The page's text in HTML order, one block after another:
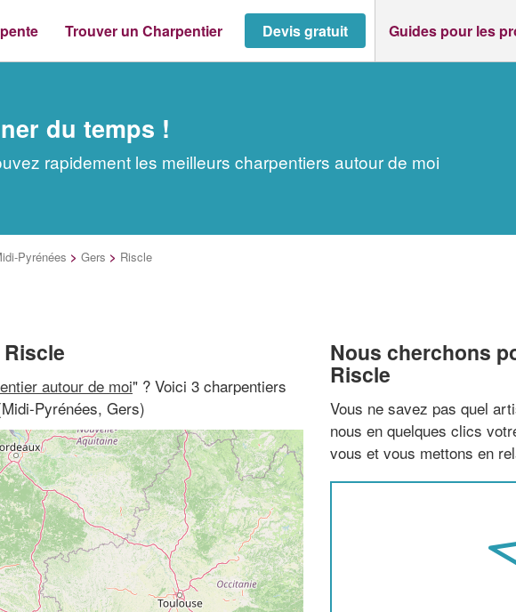
Trouver un Charpentier Devis gratuit Guides pour les
du temps !
rapidement les meilleurs charpentiers autour de moi
Pyrénées > Gers > Riscle
autour de moi" ? Voici 3 charpentiers
Pyrénées, Gers)
Nous cherchons
Riscle
Vous ne savez pas quel
nous en quelques clics
vous et vous mettons en